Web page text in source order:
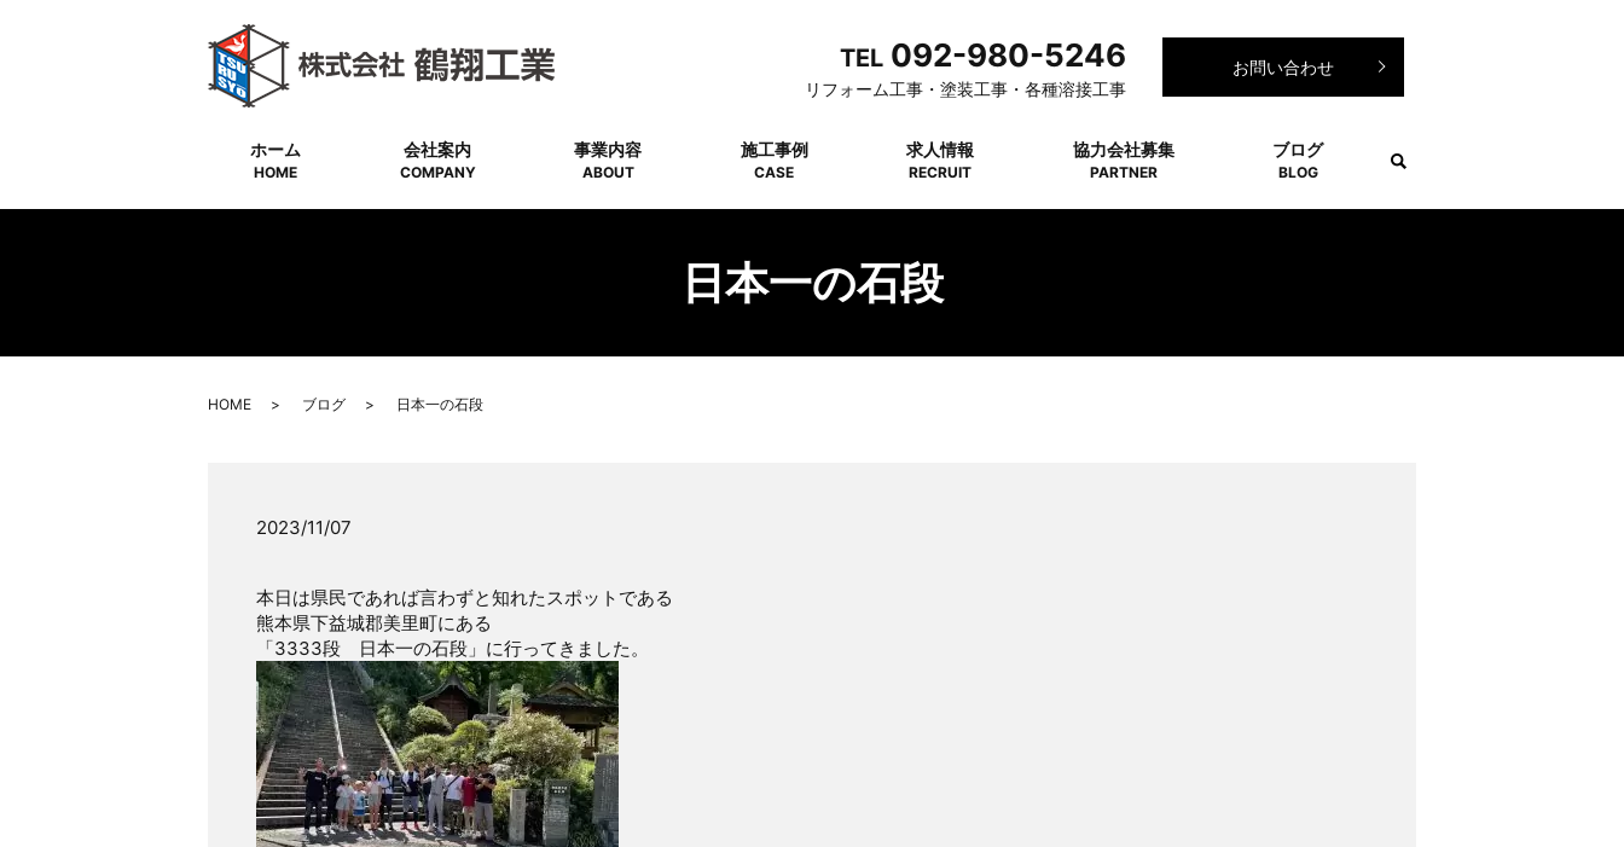
ホーム
HOME
会社案内
COMPANY
事業内容
ABOUT
施工事例
CASE
求人情報
RECRUIT
協力会社募集
PARTNER
ブログ
BLOG
TEL 092-980-5246
リフォーム工事・塗装工事・各種溶接工事
お問い合わせ
日本一の石段
HOME ブログ 日本一の石段
2023/11/07
本日は県民であれば言わずと知れたスポットである
熊本県下益城郡美里町にある
「3333段 日本一の石段」に行ってきました。